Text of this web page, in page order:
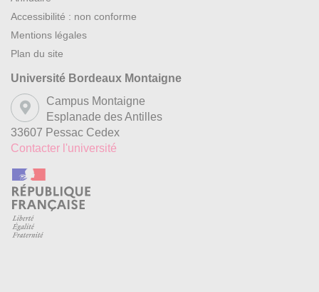
Accessibilité : non conforme
Mentions légales
Plan du site
Université Bordeaux Montaigne
Campus Montaigne
Esplanade des Antilles
33607 Pessac Cedex
Contacter l'université